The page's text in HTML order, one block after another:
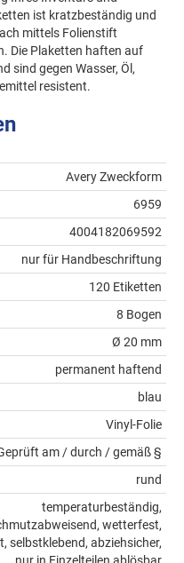
ist kratzbeständig und
mittels Folienstift
Die Plaketten haften auf
sind gegen Wasser, Öl,
resistent.
Avery Zweckform
6959
4004182069592
nur für Handbeschriftung
120 Etiketten
8 Bogen
Ø 20 mm
permanent haftend
blau
Vinyl-Folie
am / durch / gemäß §
rund
temperaturbeständig,
wetterfest,
selbstklebend, abziehsicher,
nur in Einzelteilen ablösbar